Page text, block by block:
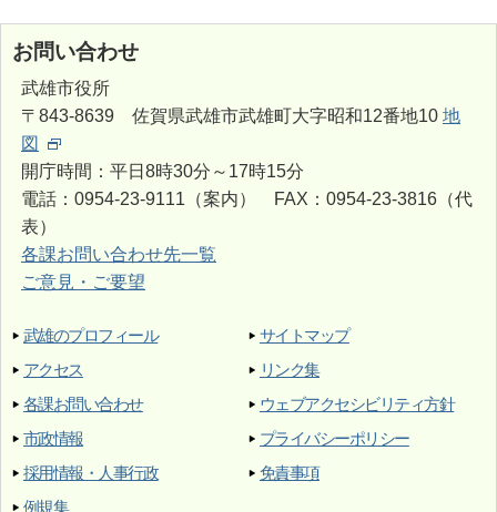
お問い合わせ
武雄市役所
〒843-8639 佐賀県武雄市武雄町大字昭和12番地10 地
図
開庁時間：平日8時30分～17時15分
電話：0954-23-9111（案内） FAX：0954-23-3816（代
表）
各課お問い合わせ先一覧
ご意見・ご要望
武雄のプロフィール
アクセス
各課お問い合わせ
市政情報
採用情報・人事行政
例規集
サイトマップ
リンク集
ウェブアクセシビリティ方針
プライバシーポリシー
免責事項